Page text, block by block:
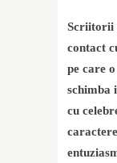
Scriitorii
contact
pe care
schimba
cu